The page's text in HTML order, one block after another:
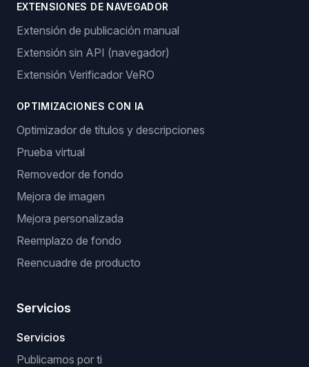
EXTENSIONES DE NAVEGADOR
Extensión de publicación manual
Extensión sin API (navegador)
Extensión Verificador VeRO
OPTIMIZACIONES CON IA
Optimizador de títulos y descripciones
Prueba virtual
Removedor de fondo
Mejora de imagen
Mejora personalizada
Reemplazo de fondo
Reencuadre de producto
Servicios
Servicios
Publicamos por ti